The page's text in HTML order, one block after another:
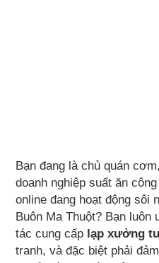
Bạn đang là chủ quán
doanh nghiệp suất ăn
online đang hoạt động sôi
Buôn Ma Thuột? Bạn
tác cung cấp lạp xưởng
tranh, và đặc biệt phải